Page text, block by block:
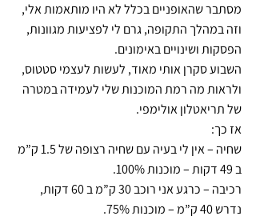
מסתבר שהאופניים בכלל לא היו מותאמות אלי,
וזה במהלך התקופה, גרם לי לפציעות מגוונות,
הפסקות ושינויים באימונים.
השבוע סקרן אותי מאוד, לעשות לעצמי סטטוס,
ולראות מה רמת המוכנות שלי לעמידה במטרה
של תריאטלון אולימפי.
אז כך:
שחיה – אין לי בעיה עם שחיה רצופה של 1.5 ק”מ
ב 49 דקות – מוכנות 100%.
רכיבה – כרגע אני רוכב 30 ק”מ ב 60 דקות,
נדרש 40 ק”מ – מוכנות 75%.